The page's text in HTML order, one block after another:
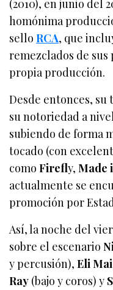
(2010), en junio del
homónima
selloRCA, que
remezclados de sus
propia producción.
Desde entonces,
su notoriedad a
subiendo de forma
tocado (con
comoFirefly,Made
actualmente se
promoción por
Así, la noche del
sobre el escenario
y percusión),Eli
Ray (bajo y coros) y